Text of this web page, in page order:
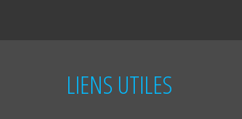
LIENS UTILES